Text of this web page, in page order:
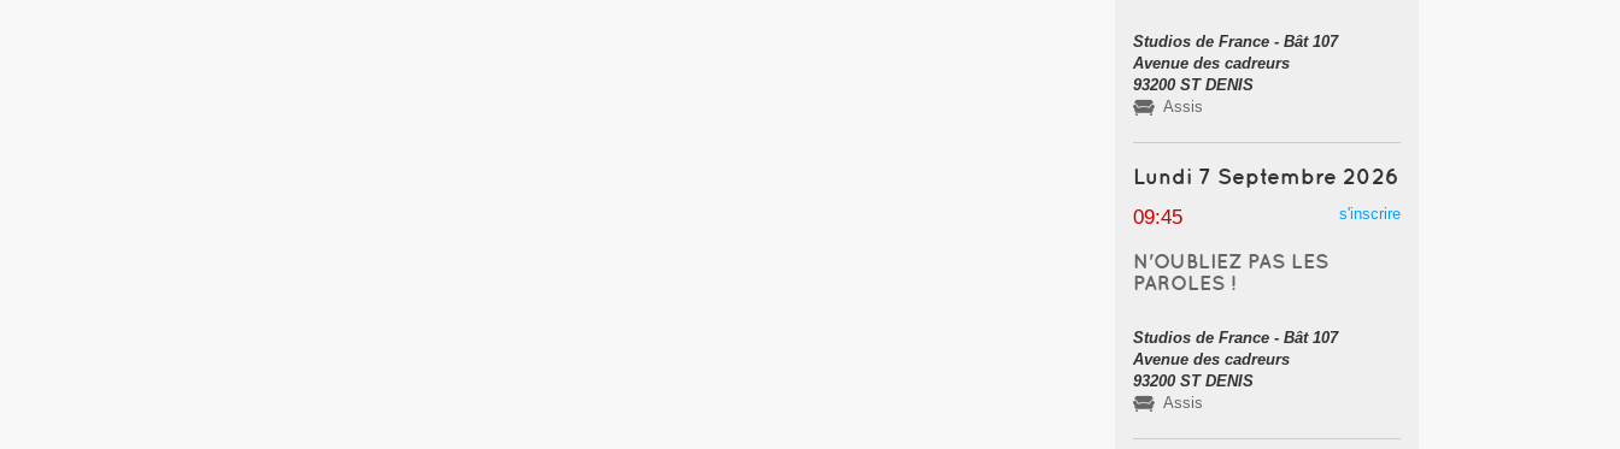
Studios de France - Bât 107
Avenue des cadreurs
93200 ST DENIS
Assis
Lundi 7 Septembre 2026
09:45 s'inscrire
N'OUBLIEZ PAS LES
PAROLES !
Studios de France - Bât 107
Avenue des cadreurs
93200 ST DENIS
Assis